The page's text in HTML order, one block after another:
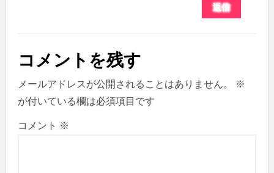
返信
コメントを残す
メールアドレスが公開されることはありません。
※
が付いている欄は必須項目です
コメント ※